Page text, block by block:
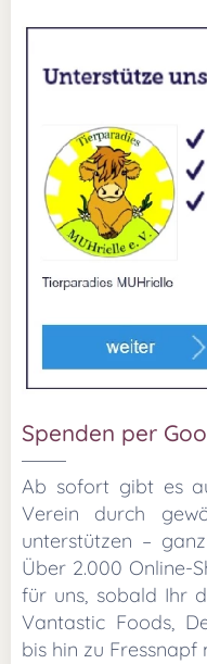
Spenden per
Ab sofort gibt es
Verein durch
unterstützen –
Über 2.000 Online-
für uns, sobald Ihr
Vantastic Foods,
bis hin zu Fressnapf